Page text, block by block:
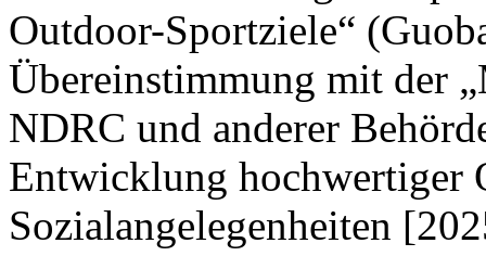
Outdoor-Sportziele“
Übereinstimmung mit der
NDRC und anderer
Entwicklung hochwertiger
Sozialangelegenheiten